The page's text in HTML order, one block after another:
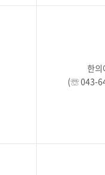
학군단 건물
한의
(☏ 043-